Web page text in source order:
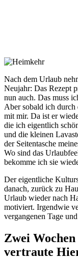
Nach dem Urlaub
Neujahr: Das Rezept
nun auch. Das muss
Aber sobald ich
mit mir. Da ist er
die ich eigentlich
und die kleinen
der Seitentasche
Wo sind das
bekomme ich sie
Der eigentliche
danach, zurück zu
Urlaub wieder nach
motiviert. Irgendwie
vergangenen Tage
Zwei
vertraute